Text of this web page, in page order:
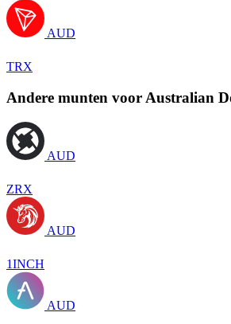
AUD
TRX
Andere munten voor Australian
AUD
ZRX
AUD
1INCH
AUD